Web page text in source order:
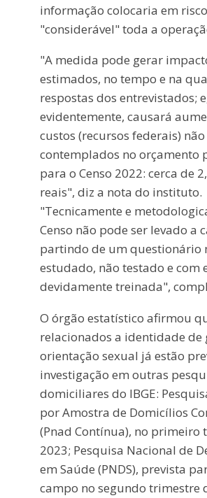
informação colocaria em risco
"considerável" toda a
"A medida pode gerar
estimados, no tempo e na
respostas dos entrevistados;
evidentemente, causará
custos (recursos federais) não
contemplados no orçamento
para o Censo 2022: cerca de
reais", diz a nota do instituto.
"Tecnicamente e
Censo não pode ser levado a
partindo de um questionário
estudado, não testado e com
devidamente treinada",
O órgão estatístico afirmou
relacionados a identidade de
orientação sexual já estão
investigação em outras
domiciliares do IBGE:
por Amostra de Domicílios
(Pnad Contínua), no primeiro
2023; Pesquisa Nacional de
em Saúde (PNDS), prevista
campo no segundo trimestre